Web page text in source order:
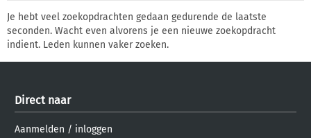
Je hebt veel zoekopdrachten gedaan gedurende de laatste
seconden. Wacht even alvorens je een nieuwe zoekopdracht
indient. Leden kunnen vaker zoeken.
Direct naar
Aanmelden / inloggen